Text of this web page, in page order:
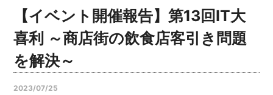
【イベント開催報告】第13回IT大
喜利 ～商店街の飲食店客引き問題
を解決～
2023/07/25